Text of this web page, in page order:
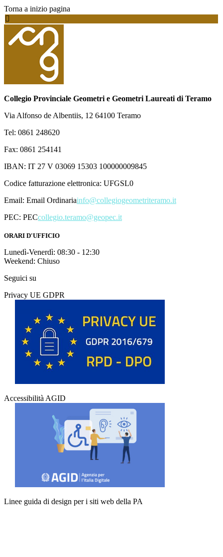
Torna a inizio pagina
Collegio Provinciale Geometri e Geometri Laureati di Teramo
Via Alfonso de Albentiis, 12 64100 Teramo
Tel: 0861 248620
Fax: 0861 254141
IBAN: IT 27 V 03069 15303 100000009845
Codice fatturazione elettronica: UFGSL0
Email: Email Ordinariainfo@collegiogeometriteramo.it
PEC: PECcollegio.teramo@geopec.it
ORARI D'UFFICIO
Lunedì-Venerdì: 08:30 - 12:30
Weekend: Chiuso
Seguici su
Privacy UE GDPR
Accessibilità AGID
Linee guida di design per i siti web della PA